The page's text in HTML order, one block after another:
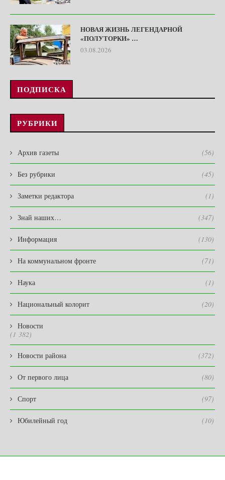
НОВАЯ ЖИЗНЬ ЛЕГЕНДАРНОЙ
«ПОЛУТОРКИ» …
03.08.2026
ПОДПИСКА
РУБРИКИ
Архив газеты (56)
Без рубрики (45)
Заметки редактора (1)
Знай наших… (347)
Информация (130)
На коммунальном фронте (71)
Наука (1)
Национальный колорит (20)
Новости
(1 382)
Новости района (372)
От первого лица (80)
Спорт (97)
Юбилейный год (10)